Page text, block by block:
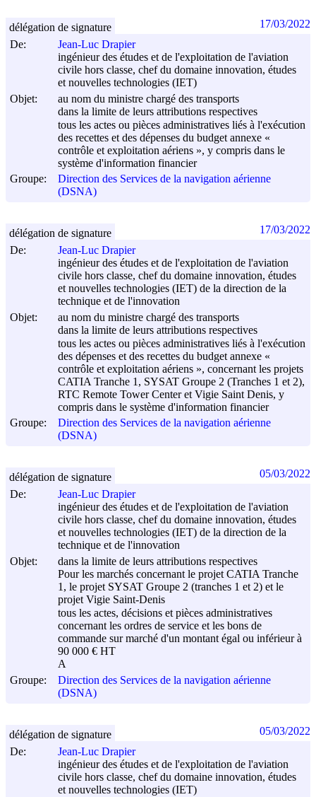
De:
Jean-Luc Drapier
ingénieur des études et de l'exploitation de l'aviation
civile hors classe, chef du domaine innovation, études
et nouvelles technologies (IET)
Objet:
au nom du ministre chargé des transports
dans la limite de leurs attributions respectives
tous les actes ou pièces administratives liés à l'exécution
des recettes et des dépenses du budget annexe «
contrôle et exploitation aériens », y compris dans le
système d'information financier
Groupe:
Direction des Services de la navigation aérienne
(DSNA)
délégation de signature 17/03/2022
De:
Jean-Luc Drapier
ingénieur des études et de l'exploitation de l'aviation
civile hors classe, chef du domaine innovation, études
et nouvelles technologies (IET) de la direction de la
technique et de l'innovation
Objet:
au nom du ministre chargé des transports
dans la limite de leurs attributions respectives
tous les actes ou pièces administratives liés à l'exécution
des dépenses et des recettes du budget annexe «
contrôle et exploitation aériens », concernant les projets
CATIA Tranche 1, SYSAT Groupe 2 (Tranches 1 et 2),
RTC Remote Tower Center et Vigie Saint Denis, y
compris dans le système d'information financier
Groupe:
Direction des Services de la navigation aérienne
(DSNA)
délégation de signature 17/03/2022
De:
Jean-Luc Drapier
ingénieur des études et de l'exploitation de l'aviation
civile hors classe, chef du domaine innovation, études
et nouvelles technologies (IET) de la direction de la
technique et de l'innovation
Objet:
dans la limite de leurs attributions respectives
Pour les marchés concernant le projet CATIA Tranche
1, le projet SYSAT Groupe 2 (tranches 1 et 2) et le
projet Vigie Saint-Denis
tous les actes, décisions et pièces administratives
concernant les ordres de service et les bons de
commande sur marché d'un montant égal ou inférieur à
90 000 € HT
A
Groupe:
Direction des Services de la navigation aérienne
(DSNA)
délégation de signature 05/03/2022
De:
Jean-Luc Drapier
ingénieur des études et de l'exploitation de l'aviation
civile hors classe, chef du domaine innovation, études
et nouvelles technologies (IET)
délégation de signature 05/03/2022